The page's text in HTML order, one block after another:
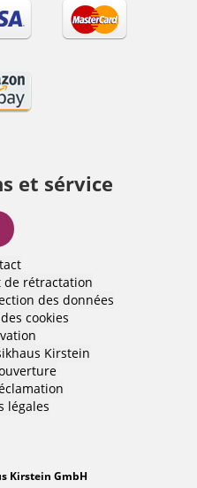
et sérvice
de rétractation
des données
cookies
Kirstein
légales
Kirstein GmbH